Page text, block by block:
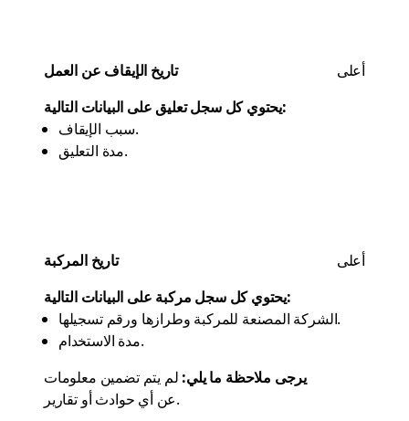
تاريخ الإيقاف عن العمل
أعلى
يحتوي كل سجل تعليق على البيانات التالية:
سبب الإيقاف.
مدة التعليق.
تاريخ المركبة
أعلى
يحتوي كل سجل مركبة على البيانات التالية:
الشركة المصنعة للمركبة وطرازها ورقم تسجيلها.
مدة الاستخدام.
يرجى ملاحظة ما يلي: لم يتم تضمين معلومات
عن أي حوادث أو تقارير.